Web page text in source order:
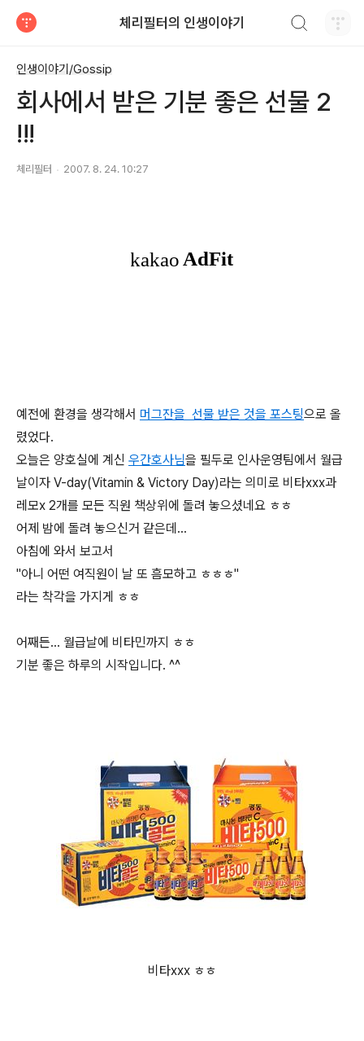
체리필터의 인생이야기
인생이야기/Gossip
회사에서 받은 기분 좋은 선물 2
!!!
체리필터 2007. 8. 24. 10:27
예전에 환경을 생각해서 머그잔을 선물 받은 것을 포스팅으로 올
렸었다.
오늘은 양호실에 계신 우간호사님을 필두로 인사운영팀에서 월급
날이자 V-day(Vitamin & Victory Day)라는 의미로 비타xxx과
레모x 2개를 모든 직원 책상위에 돌려 놓으셨네요 ㅎㅎ
어제 밤에 돌려 놓으신거 같은데...
아침에 와서 보고서
"아니 어떤 여직원이 날 또 흠모하고 ㅎㅎㅎ"
라는 착각을 가지게 ㅎㅎ
어째든... 월급날에 비타민까지 ㅎㅎ
기분 좋은 하루의 시작입니다. ^^
비타xxx ㅎㅎ